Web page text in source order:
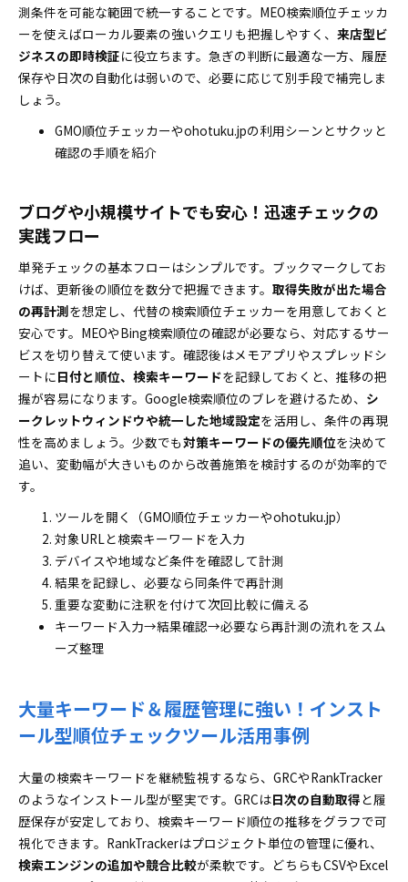
測条件を可能な範囲で統一することです。MEO検索順位チェッカ
ーを使えばローカル要素の強いクエリも把握しやすく、 来店型ビ
ジネスの即時検証に役立ちます。急ぎの判断に最適な一方、履歴
保存や日次の自動化は弱いので、必要に応じて別手段で補完しま
しょう。
GMO順位チェッカーやohotuku.jpの利用シーンとサクッと
確認の手順を紹介
ブログや小規模サイトでも安心！迅速チェックの
実践フロー
単発チェックの基本フローはシンプルです。ブックマークしてお
けば、更新後の順位を数分で把握できます。 取得失敗が出た場合
の再計測を想定し、代替の検索順位チェッカーを用意しておくと
安心です。MEOやBing検索順位の確認が必要なら、対応するサー
ビスを切り替えて使います。確認後はメモアプリやスプレッドシ
ートに日付と順位、検索キーワードを記録しておくと、推移の把
握が容易になります。Google検索順位のブレを避けるため、 シ
ークレットウィンドウや統一した地域設定を活用し、条件の再現
性を高めましょう。少数でも対策キーワードの優先順位を決めて
追い、変動幅が大きいものから改善施策を検討するのが効率的で
す。
ツールを開く（GMO順位チェッカーやohotuku.jp）
対象URLと検索キーワードを入力
デバイスや地域など条件を確認して計測
結果を記録し、必要なら同条件で再計測
重要な変動に注釈を付けて次回比較に備える
キーワード入力→結果確認→必要なら再計測の流れをスム
ーズ整理
大量キーワード＆履歴管理に強い！インスト
ール型順位チェックツール活用事例
大量の検索キーワードを継続監視するなら、GRCやRankTracker
のようなインストール型が堅実です。GRCは日次の自動取得と履
歴保存が安定しており、検索キーワード順位の推移をグラフで可
視化できます。RankTrackerはプロジェクト単位の管理に優れ、
検索エンジンの追加や競合比較が柔軟です。どちらもCSVやExcel